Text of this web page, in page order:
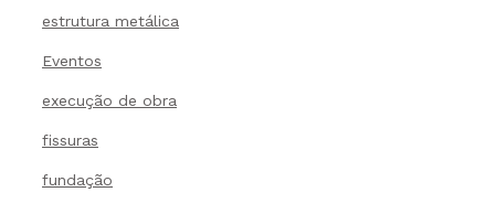
estrutura metálica
Eventos
execução de obra
fissuras
fundação